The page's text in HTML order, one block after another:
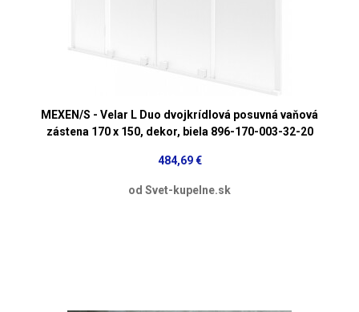
MEXEN/S - Velar L Duo dvojkrídlová posuvná vaňová
zástena 170 x 150, dekor, biela 896-170-003-32-20
484,69 €
od Svet-kupelne.sk